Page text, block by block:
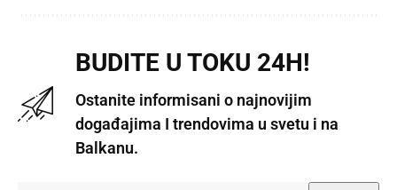
BUDITE U TOKU 24H!
Ostanite informisani o najnovijim
događajima I trendovima u svetu i na
Balkanu.